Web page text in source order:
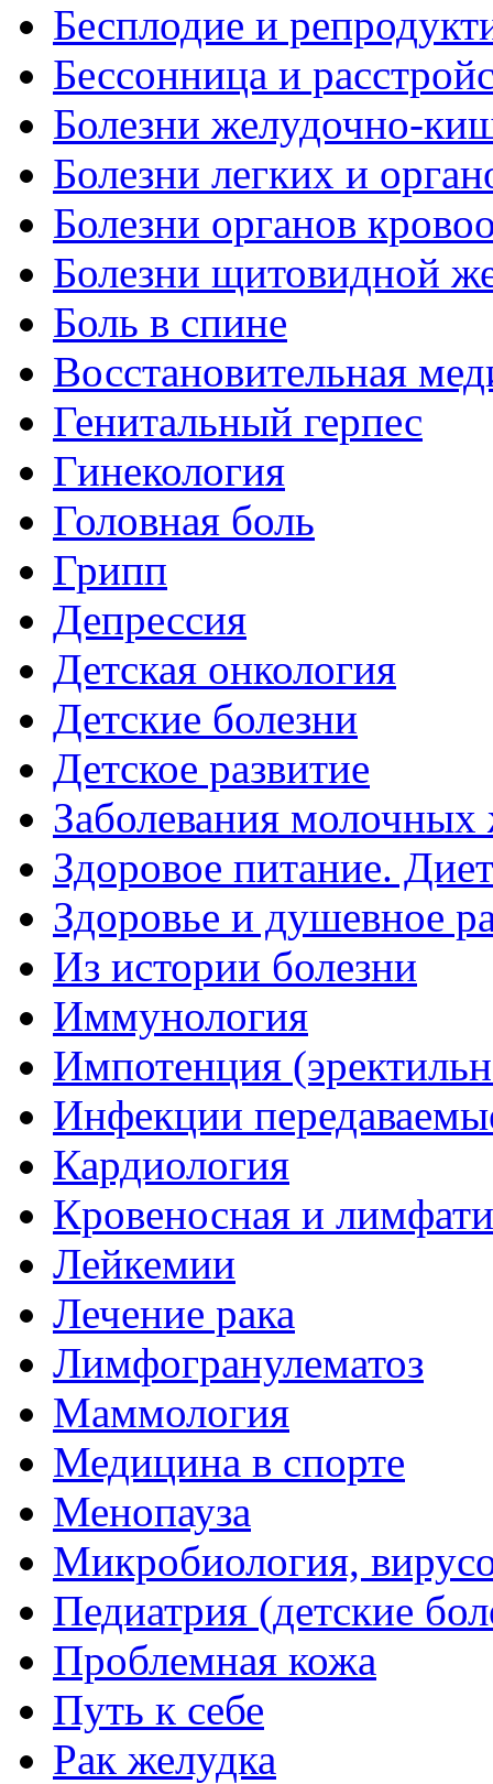
Бесплодие и
Бессонница и
Болезни желудочно-
Болезни легких и
Болезни органов
Болезни щитовидной
Боль в спине
Восстановительная
Генитальный герпес
Гинекология
Головная боль
Грипп
Депрессия
Детская онкология
Детские болезни
Детское развитие
Заболевания молочных
Здоровое питание.
Здоровье и душевное
Из истории болезни
Иммунология
Импотенция
Инфекции
Кардиология
Кровеносная и
Лейкемии
Лечение рака
Лимфогранулематоз
Маммология
Медицина в спорте
Менопауза
Микробиология,
Педиатрия (детские
Проблемная кожа
Путь к себе
Рак желудка